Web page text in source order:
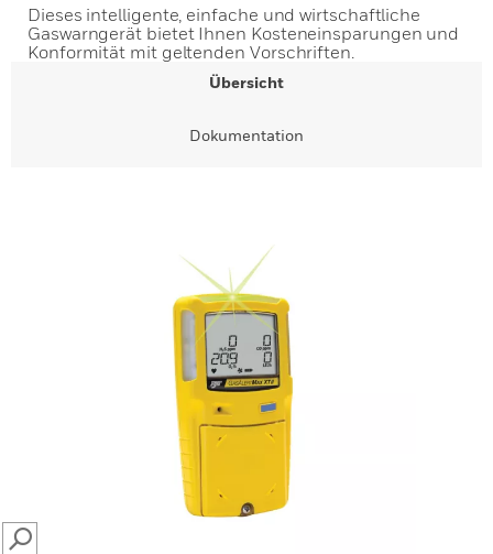
Dieses intelligente, einfache und wirtschaftliche
Gaswarngerät bietet Ihnen Kosteneinsparungen und
Konformität mit geltenden Vorschriften.
Übersicht
Dokumentation
SEARCH